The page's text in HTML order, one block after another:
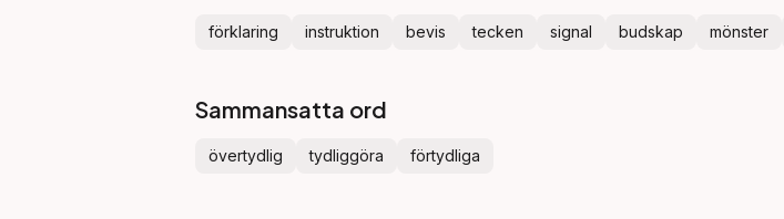
förklaring instruktion bevis tecken signal budskap mönster
Sammansatta ord
övertydlig tydliggöra förtydliga